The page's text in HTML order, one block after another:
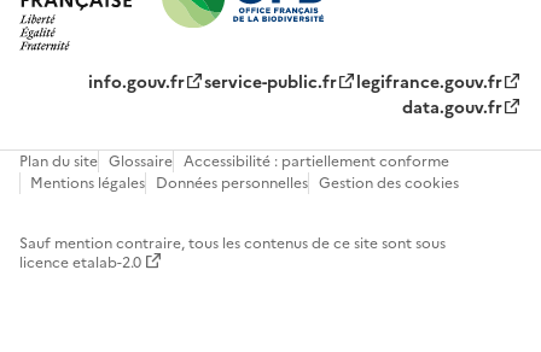
info.gouv.fr service-public.fr
legifrance.gouv.fr
data.gouv.fr
Plan du site Glossaire Accessibilité : partiellement conforme
Mentions légales Données personnelles Gestion des cookies
Sauf mention contraire, tous les contenus de ce site sont sous
licence etalab-2.0